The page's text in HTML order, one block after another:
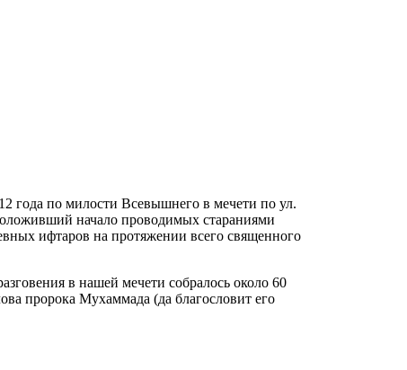
года по милости Всевышнего в мечети по ул.
начало проводимых стараниями
ифтаров на протяжении всего священного
в нашей мечети собралось около 60
пророка Мухаммада (да благословит его